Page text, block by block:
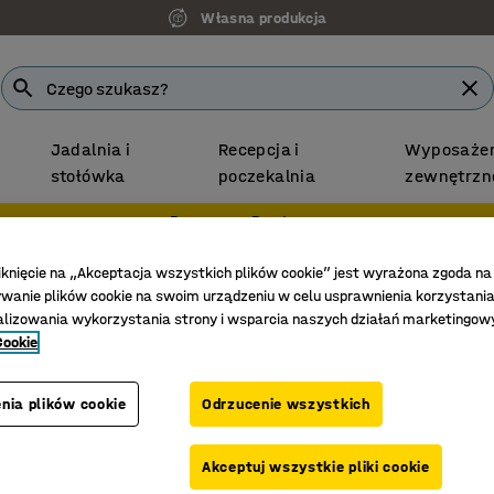
Własna produkcja
Jadalnia i
stołówka
Recepcja i
poczekalnia
Darmowa Dostawa
w tej kategorii. Zapraszamy do
na „Akceptacja wszystkich plików cookie” jest wyrażona zgoda na
plików cookie na swoim urządzeniu w celu usprawnienia
wykorzystania strony i wsparcia naszych działań
plików cookie Odrzucenie wszystkich
Akceptuj wszystkie pliki cookie